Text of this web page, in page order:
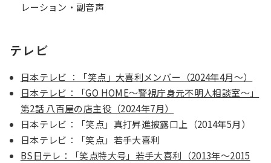
レーション・副音声
テレビ
日本テレビ ：「笑点」大喜利メンバー（2024年4月〜）
日本テレビ：「GO HOME～警視庁身元不明人相談室～」
第2話 八百屋の店主役（2024年7月）
日本テレビ：「笑点」真打昇進披露口上（2014年5月）
日本テレビ：「笑点」若手大喜利
BS日テレ：「笑点特大号」若手大喜利（2013年～2015